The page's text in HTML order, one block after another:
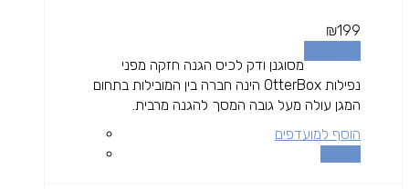
₪199
מסוגנן ודק לכיס הגנה חזקה מפני
נפילות OtterBox הינה חברה בין המובילות בתחום
המגן עולה מעל גובה המסך להגנה מרבית.
הוסף למועדפים